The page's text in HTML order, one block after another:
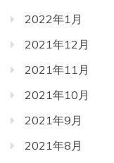
2022年1月
2021年12月
2021年11月
2021年10月
2021年9月
2021年8月